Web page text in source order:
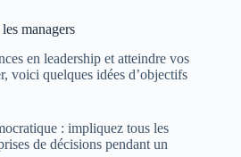
managers
en leadership et atteindre vos
voici quelques idées d’objectifs
: impliquez tous les
de décisions pendant un